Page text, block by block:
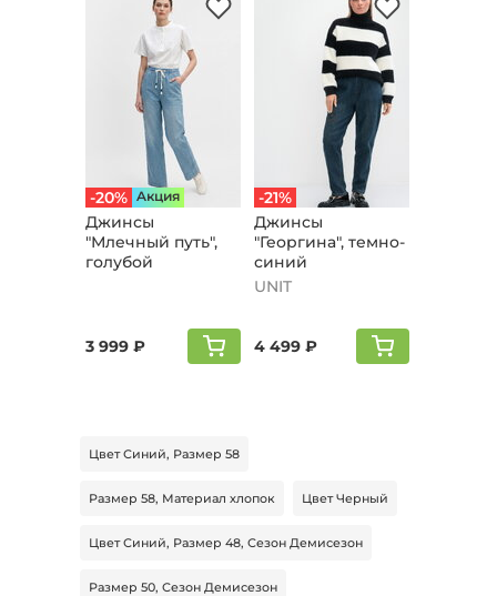
-20% Aкция
Джинсы
"Млeчный путь",
голубой
3 999 ₽
-21%
Джинсы
"Георгина", темно-
синий
UNIT
4 499 ₽
Цвет Синий, Размер 58
Размер 58, Материал хлопок Цвет Черный
Цвет Синий, Размер 48, Сезон Демисезон
Размер 50, Сезон Демисезон